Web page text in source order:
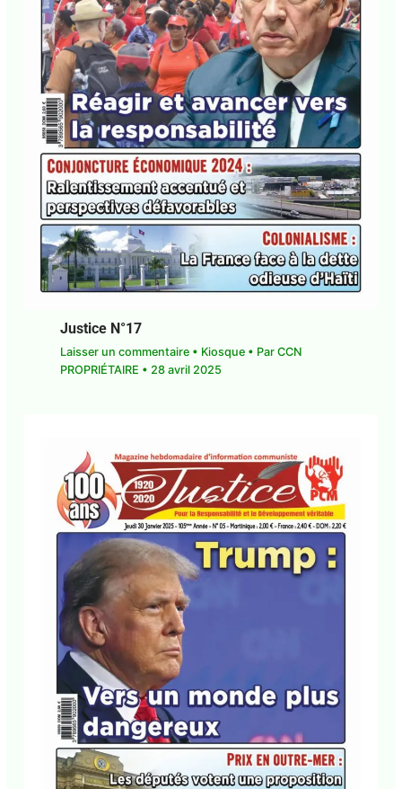
Justice N°17
Laisser un commentaire • Kiosque• Par CCN
PROPRIÉTAIRE • 28 avril 2025